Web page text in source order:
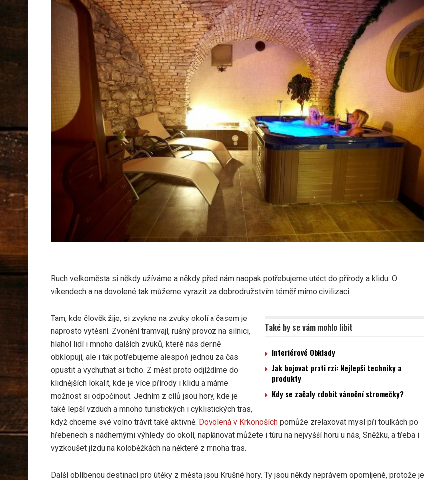
Ruch velkoměsta si někdy užíváme a někdy před nám naopak potřebujeme utéct do přírody a klidu. O
víkendech a na dovolené tak můžeme vyrazit za dobrodružstvím téměř mimo civilizaci.
Také by se vám mohlo líbit
Interiérové Obklady
Jak bojovat proti rzi: Nejlepší techniky a
produkty
Kdy se začaly zdobit vánoční stromečky?
Tam, kde člověk žije, si zvykne na zvuky okolí a časem je
naprosto vytěsní. Zvonění tramvají, rušný provoz na silnici,
hlahol lidí i mnoho dalších zvuků, které nás denně
obklopují, ale i tak potřebujeme alespoň jednou za čas
opustit a vychutnat si ticho. Z měst proto odjíždíme do
klidnějších lokalit, kde je více přírody i klidu a máme
možnost si odpočinout. Jedním z cílů jsou hory, kde je
také lepší vzduch a mnoho turistických i cyklistických tras,
když chceme své volno trávit také aktivně. Dovolená v Krkonoších pomůže zrelaxovat mysl při toulkách po
hřebenech s nádhernými výhledy do okolí, naplánovat můžete i túru na nejvyšší horu u nás, Sněžku, a třeba i
vyzkoušet jízdu na koloběžkách na některé z mnoha tras.
Další oblíbenou destinací pro útěky z města jsou Krušné hory. Ty jsou někdy neprávem opomíjené, protože je